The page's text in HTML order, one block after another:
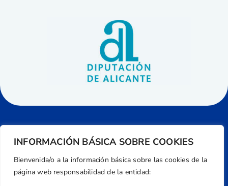
INFORMACIÓN BÁSICA SOBRE COOKIES
Bienvenida/o a la información básica sobre las cookies de la
página web responsabilidad de la entidad: